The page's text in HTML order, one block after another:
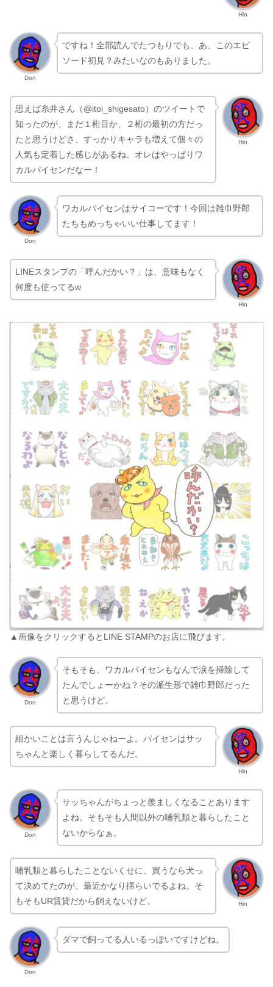
Hin
Don
ですね！全部読んでたつもりでも、あ、このエピ
ソード初見？みたいなのもありました。
Hin
思えば糸井さん（@itoi_shigesato）のツイートで
知ったのが、まだ１桁目か、２桁の最初の方だっ
たと思うけどさ、すっかりキャラも増えて個々の
人気も定着した感じがあるね。オレはやっぱりワ
カルパイセンだなー！
Don
ワカルパイセンはサイコーです！今回は雑巾野郎
たちもめっちゃいい仕事してます！
Hin
LINEスタンプの「呼んだかい？」は、意味もなく
何度も使ってるw
▲画像をクリックするとLINE STAMPのお店に飛びます。
Don
そもそも、ワカルパイセンもなんで涙を掃除して
たんでしょーかね？その派生形で雑巾野郎だった
と思うけど。
Hin
細かいことは言うんじゃねーよ。パイセンはサッ
ちゃんと楽しく暮らしてるんだ。
Don
サッちゃんがちょっと羨ましくなることあります
よね。そもそも人間以外の哺乳類と暮らしたこと
ないからなぁ。
Hin
哺乳類と暮らしたことないくせに、買うなら犬っ
て決めてたのが、最近かなり揺らいでるよね。そ
もそもUR賃貸だから飼えないけど。
Don
ダマで飼ってる人いるっぽいですけどね。